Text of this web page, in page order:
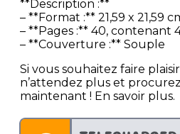
**Description :**
– **Format :** 21,59 x 21,59
– **Pages :** 40, contenant
– **Couverture :** Souple
Si vous souhaitez faire
n’attendez plus et
maintenant ! En savoir plus.